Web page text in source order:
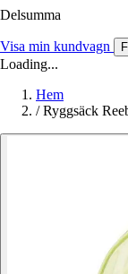
Delsumma
Visa min kundvagn
Loading...
Hem
/ Ryggsäck